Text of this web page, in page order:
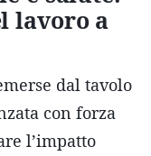
lavoro a
dal tavolo
con forza
l’impatto